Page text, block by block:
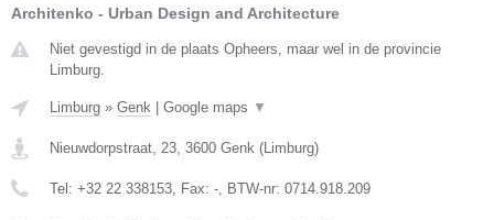
Architenko - Urban Design and Architecture
Niet gevestigd in de plaats Opheers, maar wel in de provincie
Limburg.
Limburg » Genk Google maps ▼
Nieuwdorpstraat, 23, 3600 Genk (Limburg)
Tel: +32 22 338153, Fax: -, BTW-nr: 0714.918.209